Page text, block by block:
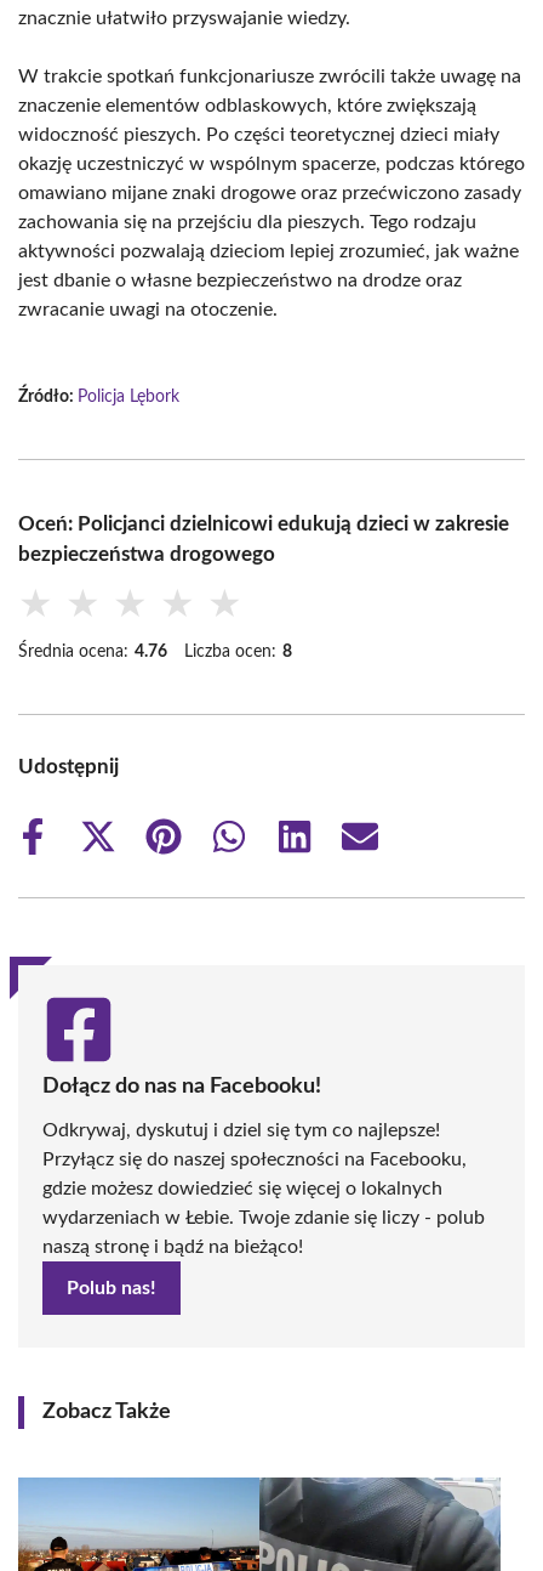
znacznie ułatwiło przyswajanie wiedzy.
W trakcie spotkań funkcjonariusze zwrócili także uwagę na
znaczenie elementów odblaskowych, które zwiększają
widoczność pieszych. Po części teoretycznej dzieci miały
okazję uczestniczyć w wspólnym spacerze, podczas którego
omawiano mijane znaki drogowe oraz przećwiczono zasady
zachowania się na przejściu dla pieszych. Tego rodzaju
aktywności pozwalają dzieciom lepiej zrozumieć, jak ważne
jest dbanie o własne bezpieczeństwo na drodze oraz
zwracanie uwagi na otoczenie.
Źródło: Policja Lębork
Oceń: Policjanci dzielnicowi edukują dzieci w zakresie
bezpieczeństwa drogowego
★ ★ ★ ★ ★
Średnia ocena: 4.76 Liczba ocen: 8
Udostępnij
Share
Share
(Twitter)
Share
Share
Share
Share
Dołącz do nas na Facebooku!
Odkrywaj, dyskutuj i dziel się tym co najlepsze!
Przyłącz się do naszej społeczności na Facebooku,
gdzie możesz dowiedzieć się więcej o lokalnych
wydarzeniach w Łebie. Twoje zdanie się liczy - polub
naszą stronę i bądź na bieżąco!
Polub nas!
Zobacz Także